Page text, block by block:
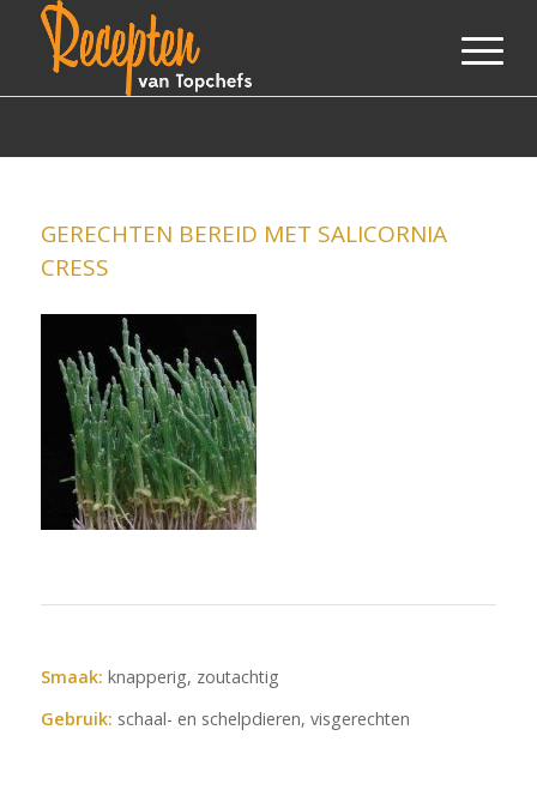
GERECHTEN BEREID MET SALICORNIA
CRESS
Smaak: knapperig, zoutachtig
Gebruik: schaal- en schelpdieren, visgerechten